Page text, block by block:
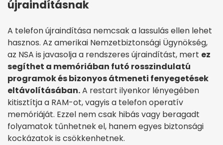
újraindításnak
A telefon újraindítása nemcsak a lassulás ellen lehet
hasznos. Az amerikai Nemzetbiztonsági Ügynökség,
az NSA is javasolja a rendszeres újraindítást, mert ez
segíthet a memóriában futó rosszindulatú
programok és bizonyos átmeneti fenyegetések
eltávolításában.A restart ilyenkor lényegében
kitisztítja a RAM-ot, vagyis a telefon operatív
memóriáját. Ezzel nem csak hibás vagy beragadt
folyamatok tűnhetnek el, hanem egyes biztonsági
kockázatok is csökkenhetnek.